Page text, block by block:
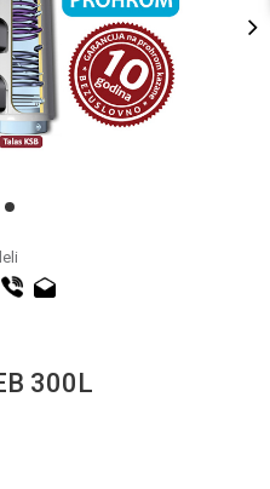
2
300L
POMOĆ PRI
KUPOVINI